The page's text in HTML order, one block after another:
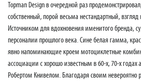
Topman Design в очередной раз
собственный, порой весьма нестандартный,
Источником для вдохновения именитого бренда,
персоналии прошлого века. Сине белая гамма,
явно напоминающие кроем мотоциклетные
ассоциации с хорошо известным в 60-х, 70-х
Робертом Книвелом. Благодаря своим